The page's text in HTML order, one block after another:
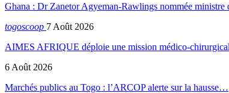
Ghana : Dr Zanetor Agyeman-Rawlings nommée
togoscoop 7 Août 2026
AIMES AFRIQUE déploie une mission médico-
6 Août 2026
Marchés publics au Togo : l’ARCOP alerte sur la hausse…